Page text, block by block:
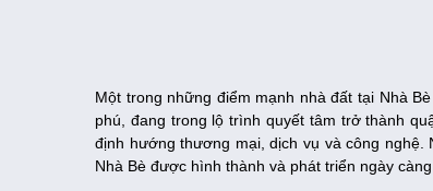
Một trong những điểm mạnh nhà đất tại Nhà
phú, đang trong lộ trình quyết tâm trở thành
định hướng thương mại, dịch vụ và công
Nhà Bè được hình thành và phát triển ngày càng